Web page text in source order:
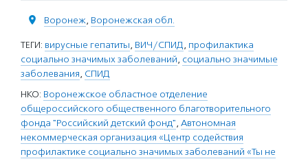
Воронеж, Воронежская обл.
ТЕГИ: вирусные гепатиты, ВИЧ/СПИД, профилактика
социально значимых заболеваний, социально значимые
заболевания, СПИД
НКО: Воронежское областное отделение
общероссийского общественного благотворительного
фонда "Российский детский фонд", Автономная
некоммерческая организация «Центр содействия
профилактике социально значимых заболеваний «Ты не